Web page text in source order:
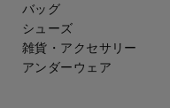
バッグ
シューズ
雑貨・アクセサリー
アンダーウェア